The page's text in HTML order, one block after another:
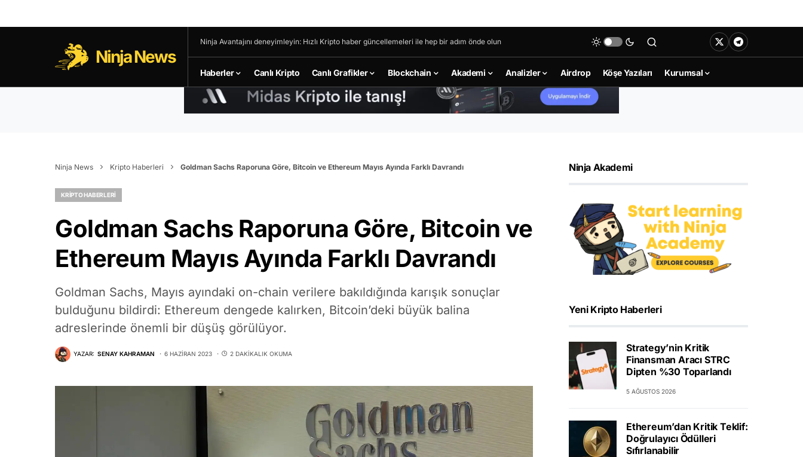
Ninja News
Ninja Avantajını deneyimleyin: Hızlı Kripto haber güncellemeleri ile hep bir adım önde olun
Haberler Canlı Kripto Canlı Grafikler Blockchain Akademi Analizler Airdrop Köşe Yazıları Kurumsal
Ninja News Kripto Haberleri Goldman Sachs Raporuna Göre, Bitcoin ve Ethereum Mayıs Ayında Farklı Davrandı
KRIPTO HABERLERI
Goldman Sachs Raporuna Göre, Bitcoin ve
Ethereum Mayıs Ayında Farklı Davrandı
Goldman Sachs, Mayıs ayındaki on-chain verilere bakıldığında karışık sonuçlar
bulduğunu bildirdi: Ethereum dengede kalırken, Bitcoin’deki büyük balina
adreslerinde önemli bir düşüş görülüyor.
YAZAR: SENAY KAHRAMAN 6 HAZIRAN 2023 2 DAKIKALIK OKUMA
Ninja Akademi
Yeni Kripto Haberleri
Strategy’nin Kritik
Finansman Aracı STRC
Dipten %30 Toparlandı
5 AĞUSTOS 2026
Ethereum’dan Kritik Teklif:
Doğrulayıcı Ödülleri
Sıfırlanabilir